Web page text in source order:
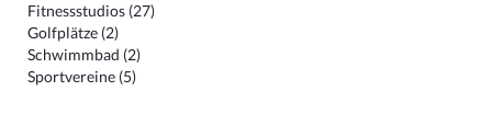
Fitnessstudios (27)
Golfplätze (2)
Schwimmbad (2)
Sportvereine (5)